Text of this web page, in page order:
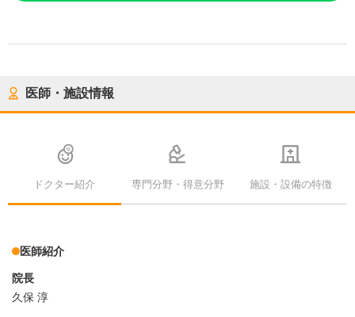
医師・施設情報
ドクター紹介 専門分野・得意分野 施設・設備の特徴
医師紹介
院長
久保 淳